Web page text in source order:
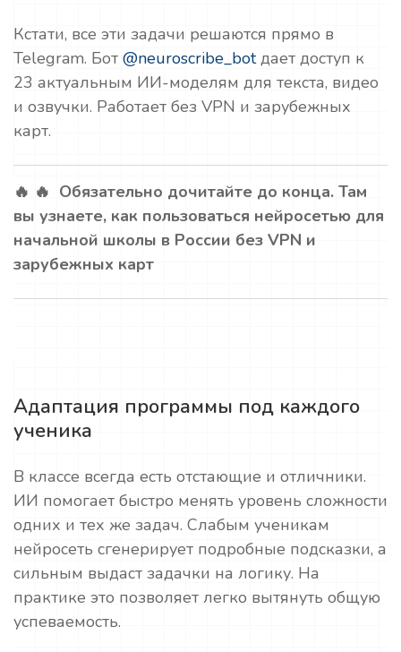
Кстати, все эти задачи решаются прямо в
Telegram. Бот @neuroscribe_botдает доступ к
23 актуальным ИИ-моделям для текста, видео
и озвучки. Работает без VPN и зарубежных
карт.
🔥 🔥 Обязательно дочитайте до конца. Там
вы узнаете, как пользоваться нейросетью для
начальной школы в России без VPN и
зарубежных карт
Адаптация программы под каждого
ученика
В классе всегда есть отстающие и отличники.
ИИ помогает быстро менять уровень сложности
одних и тех же задач. Слабым ученикам
нейросеть сгенерирует подробные подсказки, а
сильным выдаст задачки на логику. На
практике это позволяет легко вытянуть общую
успеваемость.